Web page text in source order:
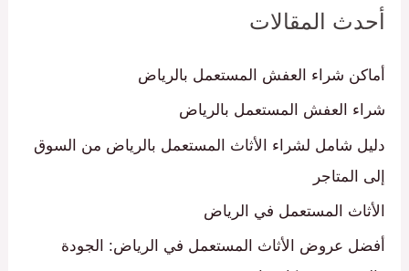
ث
:
أحدث المقالات
أماكن شراء العفش المستعمل بالرياض
شراء العفش المستعمل بالرياض
دليل شامل لشراء الأثاث المستعمل بالرياض من السوق
إلى المتاجر
الأثاث المستعمل في الرياض
أفضل عروض الأثاث المستعمل في الرياض: الجودة